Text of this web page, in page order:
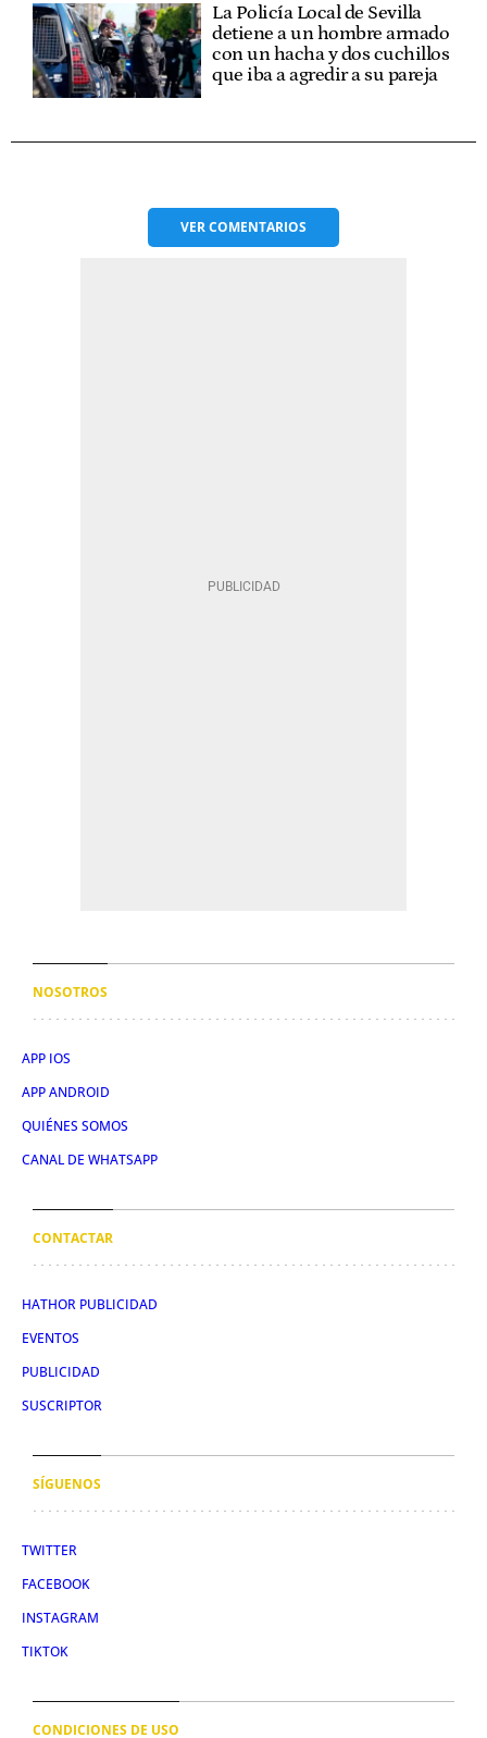
La Policía Local de Sevilla
detiene a un hombre armado
con un hacha y dos cuchillos
que iba a agredir a su pareja
VERCOMENTARIOS
NOSOTROS
APP IOS
APP ANDROID
QUIÉNES SOMOS
CANAL DE WHATSAPP
CONTACTAR
HATHOR PUBLICIDAD
EVENTOS
PUBLICIDAD
SUSCRIPTOR
SÍGUENOS
TWITTER
FACEBOOK
INSTAGRAM
TIKTOK
CONDICIONES DE USO